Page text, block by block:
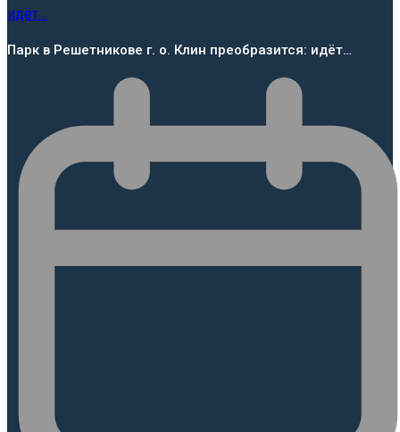
Парк в Решетникове г. о. Клин преобразится: идёт…